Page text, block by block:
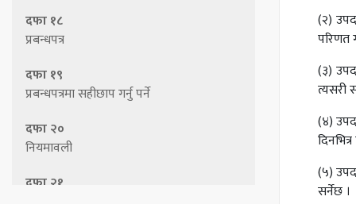
दफा १८
प्रबन्धपत्र
दफा १९
प्रबन्धपत्रमा सहीछाप गर्नु पर्ने
दफा २०
नियमावली
दफा २१
(२)
परिणत
(३)
त्यसरी
(४)
(५)
सर्नेछ ।